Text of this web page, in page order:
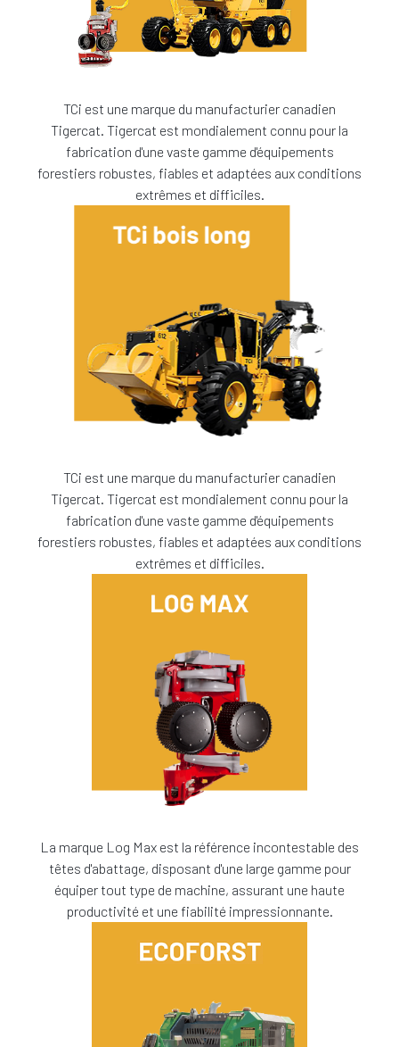
TCi est une marque du manufacturier canadien
Tigercat. Tigercat est mondialement connu pour la
fabrication d'une vaste gamme d'équipements
forestiers robustes, fiables et adaptées aux conditions
extrêmes et difficiles.
TCi est une marque du manufacturier canadien
Tigercat. Tigercat est mondialement connu pour la
fabrication d'une vaste gamme d'équipements
forestiers robustes, fiables et adaptées aux conditions
extrêmes et difficiles.
La marque Log Max est la référence incontestable des
têtes d'abattage, disposant d'une large gamme pour
équiper tout type de machine, assurant une haute
productivité et une fiabilité impressionnante.